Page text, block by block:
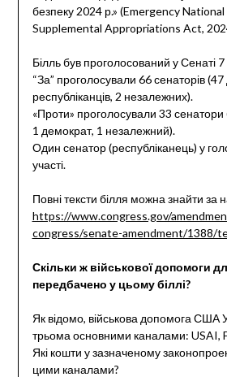
безпеку 2024 р.» (Emergency
Supplemental Appropriations Act,
Білль був проголосований у Сенаті
“За” проголосували 66 сенаторів
республіканців, 2 незалежних).
«Проти» проголосували 33 сенатори
1 демократ, 1 незалежний).
Один сенатор (республіканець) у
участі.
Повні тексти білля можна знайти за
https://www.congress.gov/
congress/senate-amendment/1388/
Скільки ж військової допомоги
передбачено у цьому біллі?
Як відомо, військова допомога США
трьома основними каналами: USAI,
Які кошти у зазначеному
цими каналами?